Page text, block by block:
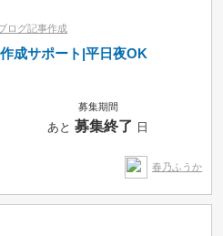
ログ記事作成
成サポート|平日夜OK
募集期間
あと募集終了 日
春乃ふうか